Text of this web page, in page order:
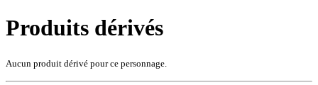
Produits dérivés
Aucun produit dérivé pour ce personnage.